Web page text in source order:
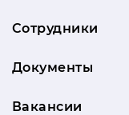
Сотрудники
Документы
Вакансии